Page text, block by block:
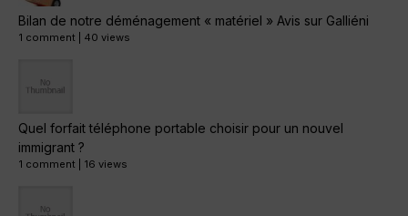
Bilan de notre déménagement « matériel » Avis sur Galliéni
1 comment 40 views
Quel forfait téléphone portable choisir pour un nouvel
immigrant ?
1 comment 16 views